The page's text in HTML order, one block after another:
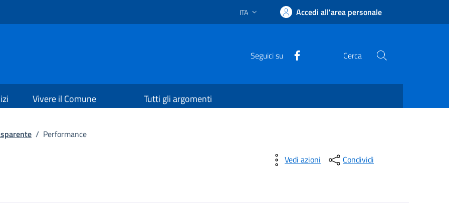
Lingua attiva:
ITA Accedi all'area personale
Seguici su Cerca
Vivere il Comune
Tutti gli argomenti
/ Performance
Vedi azioni Condividi